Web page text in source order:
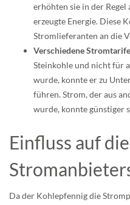
erhöhten sie in der
erzeugte Energie. Diese
Stromlieferanten an die
Verschiedene
Steinkohle und nicht für
wurde, konnte er zu
führen. Strom, der aus
wurde, konnte günstiger
Einfluss auf
Da der Kohlepfennig die